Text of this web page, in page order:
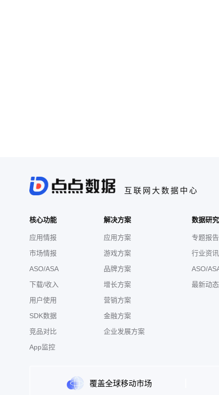
互联网大数据中心
核心功能
应用情报
市场情报
ASO/ASA
下载/收入
用户使用
SDK数据
竞品对比
App监控
解决方案
应用方案
游戏方案
品牌方案
增长方案
营销方案
金融方案
企业发展方案
数据研
专题报告
行业资讯
ASO/
最新动态
覆盖全球移动市场